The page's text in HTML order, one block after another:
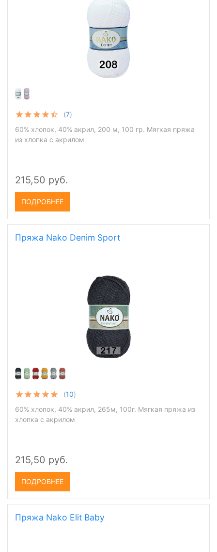
(7)
60% хлопок, 40% акрил, 200 м, 100 гр. Мягкая пряжа
215,50 руб.
(10 )
60% хлопок, 40% акрил, 265м, 100г. Мягкая пряжа из
215,50 руб.